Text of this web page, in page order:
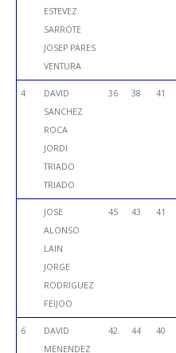
ESTEVEZ
SARROTE
JOSEP PARES
VENTURA
4
DAVID
SANCHEZ
ROCA
JORDI
TRIADO
TRIADO
36 38 41
JOSE
ALONSO
LAIN
JORGE
RODRIGUEZ
FEIJOO
45 43 41
6
DAVID
MENENDEZ
42 44 40